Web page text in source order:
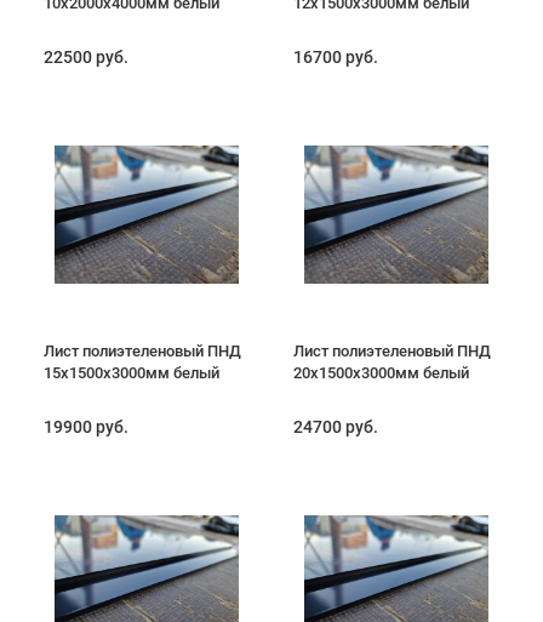
22500 руб. 16700 руб.
Лист полиэтеленовый ПНД
15х1500х3000мм белый
19900 руб.
Лист полиэтеленовый ПНД
20х1500х3000мм белый
24700 руб.